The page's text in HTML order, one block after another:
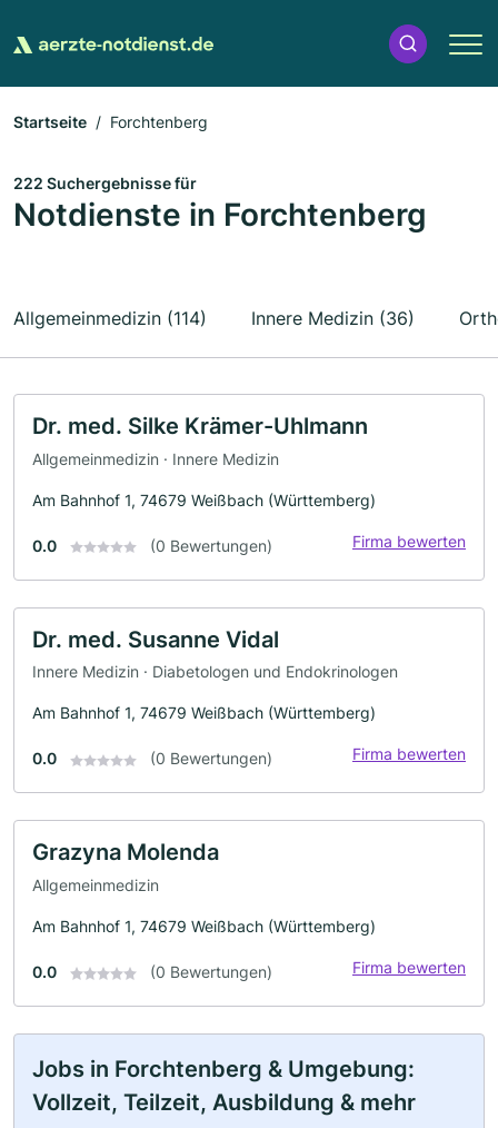
Startseite Forchtenberg
222 Suchergebnisse für
Notdienste in Forchtenberg
Allgemeinmedizin (114) Innere Medizin (36)
Dr. med. Silke Krämer-Uhlmann
Allgemeinmedizin · Innere Medizin
Am Bahnhof 1, 74679 Weißbach (Württemberg)
0.0 (0 Bewertungen) Firma bewerten
Dr. med. Susanne Vidal
Innere Medizin · Diabetologen und Endokrinologen
Am Bahnhof 1, 74679 Weißbach (Württemberg)
0.0 (0 Bewertungen) Firma bewerten
Grazyna Molenda
Allgemeinmedizin
Am Bahnhof 1, 74679 Weißbach (Württemberg)
0.0 (0 Bewertungen) Firma bewerten
Jobs in Forchtenberg & Umgebung:
Vollzeit, Teilzeit, Ausbildung & mehr